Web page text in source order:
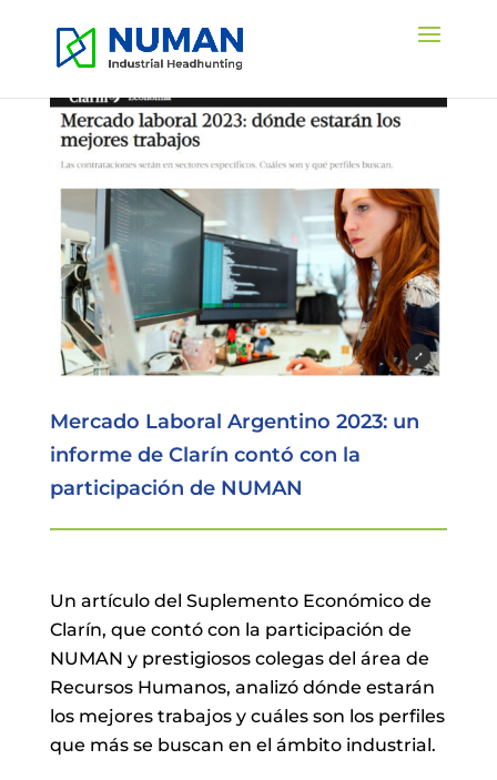
Mercado Laboral Argentino 2023: un
informe de Clarín contó con la
participación de NUMAN
Un artículo del Suplemento Económico de
Clarín, que contó con la participación de
NUMAN y prestigiosos colegas del área de
Recursos Humanos, analizó dónde estarán
los mejores trabajos y cuáles son los perfiles
que más se buscan en el ámbito industrial.